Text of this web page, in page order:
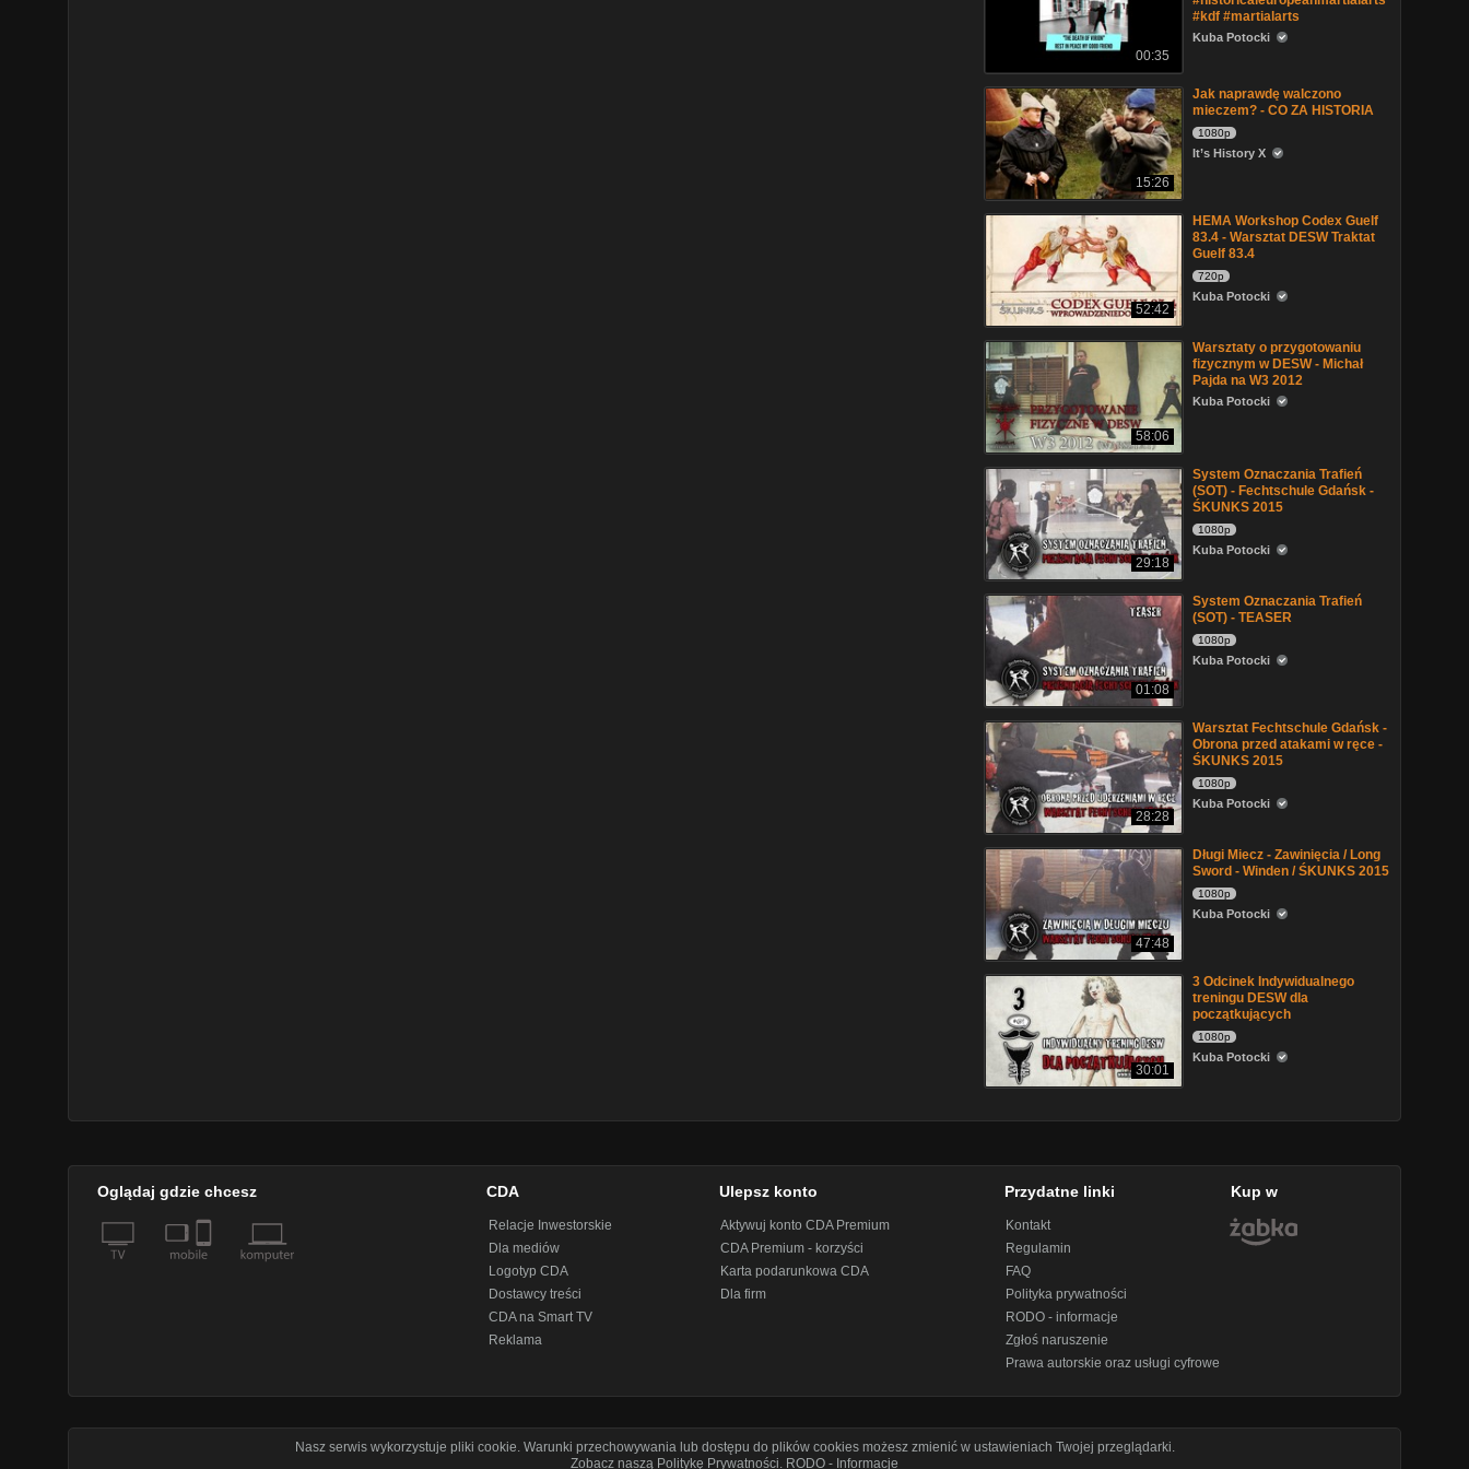
00:35
#kdf #martialarts
Kuba Potocki
15:26
Jak naprawdę walczono
mieczem? - CO ZA HISTORIA
1080p
It’s History X
52:42
HEMA Workshop Codex Guelf
83.4 - Warsztat DESW Traktat
Guelf 83.4
720p
Kuba Potocki
58:06
Warsztaty o przygotowaniu
fizycznym w DESW - Michał
Pajda na W3 2012
Kuba Potocki
29:18
System Oznaczania Trafień
(SOT) - Fechtschule Gdańsk -
ŚKUNKS 2015
1080p
Kuba Potocki
01:08
System Oznaczania Trafień
(SOT) - TEASER
1080p
Kuba Potocki
28:28
Warsztat Fechtschule Gdańsk -
Obrona przed atakami w ręce -
ŚKUNKS 2015
1080p
Kuba Potocki
47:48
Długi Miecz - Zawinięcia / Long
Sword - Winden / ŚKUNKS 2015
1080p
Kuba Potocki
30:01
3 Odcinek Indywidualnego
treningu DESW dla
początkujących
1080p
Kuba Potocki
Oglądaj gdzie chcesz CDA
Relacje Inwestorskie
Dla mediów
Logotyp CDA
Dostawcy treści
CDA na Smart TV
Reklama
Ulepsz konto
Aktywuj konto CDA Premium
CDA Premium - korzyści
Karta podarunkowa CDA
Dla firm
Przydatne linki
Kontakt
Regulamin
FAQ
Polityka prywatności
RODO - informacje
Zgłoś naruszenie
Prawa autorskie oraz usługi cyfrowe
Kup w
Nasz serwis wykorzystuje pliki cookie. Warunki przechowywania lub dostępu do plików cookies możesz zmienić w ustawieniach Twojej przeglądarki.
Zobacz naszą Politykę Prywatności. RODO - Informacje